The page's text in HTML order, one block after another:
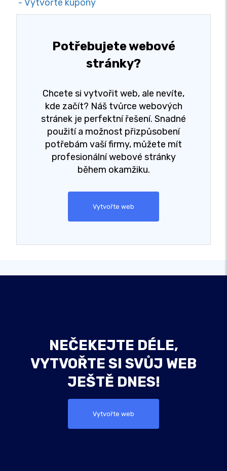
- Vytvořte kupóny
Potřebujete webové
stránky?
Chcete si vytvořit web, ale nevíte,
kde začít? Náš tvůrce webových
stránek je perfektní řešení. Snadné
použití a možnost přizpůsobení
potřebám vaší firmy, můžete mít
profesionální webové stránky
během okamžiku.
Vytvořte web
NEČEKEJTE DÉLE,
VYTVOŘTE SI SVŮJ WEB
JEŠTĚ DNES!
Vytvořte web